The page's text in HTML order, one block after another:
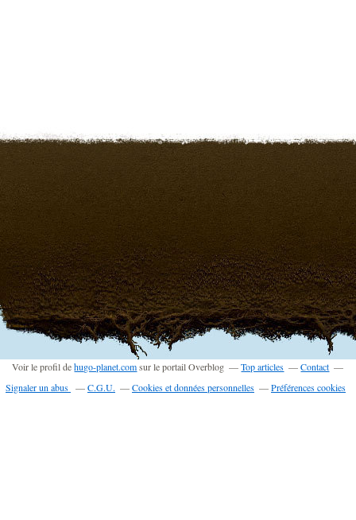
Voir le profil dehugo-planet.comsur le portail Overblog Top articles
Contact
Signaler un abus
C.G.U. Cookies et données personnelles Préférences cookies